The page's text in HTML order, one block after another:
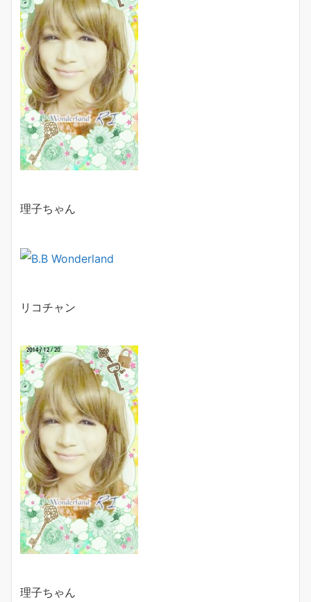
理子ちゃん
リコチャン
理子ちゃん